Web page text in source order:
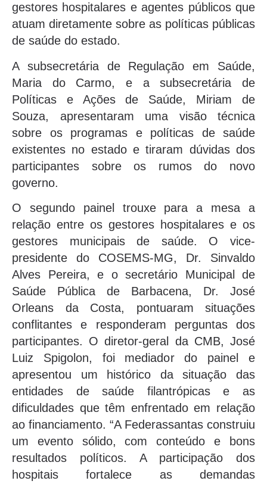
gestores hospitalares e agentes públicos que
atuam diretamente sobre as políticas públicas
de saúde do estado.
A subsecretária de Regulação em Saúde,
Maria do Carmo, e a subsecretária de
Políticas e Ações de Saúde, Miriam de
Souza, apresentaram uma visão técnica
sobre os programas e políticas de saúde
existentes no estado e tiraram dúvidas dos
participantes sobre os rumos do novo
governo.
O segundo painel trouxe para a mesa a
relação entre os gestores hospitalares e os
gestores municipais de saúde. O vice-
presidente do COSEMS-MG, Dr. Sinvaldo
Alves Pereira, e o secretário Municipal de
Saúde Pública de Barbacena, Dr. José
Orleans da Costa, pontuaram situações
conflitantes e responderam perguntas dos
participantes. O diretor-geral da CMB, José
Luiz Spigolon, foi mediador do painel e
apresentou um histórico da situação das
entidades de saúde filantrópicas e as
dificuldades que têm enfrentado em relação
ao financiamento. “A Federassantas construiu
um evento sólido, com conteúdo e bons
resultados políticos. A participação dos
hospitais fortalece as demandas